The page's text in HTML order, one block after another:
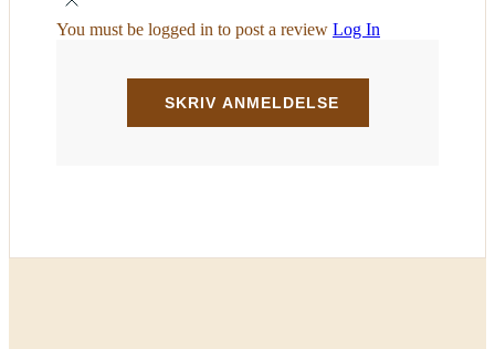
You must be logged in to post a review Log In